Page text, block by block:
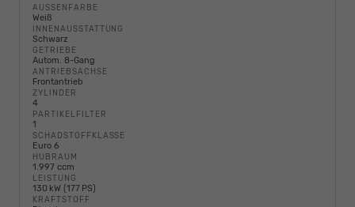
AUSSENFARBE
Weiß
INNENAUSSTATTUNG
Schwarz
GETRIEBE
Autom. 8-Gang
ANTRIEBSACHSE
Frontantrieb
ZYLINDER
4
PARTIKELFILTER
1
SCHADSTOFFKLASSE
Euro 6
HUBRAUM
1.997 ccm
LEISTUNG
130 kW (177 PS)
KRAFTSTOFF